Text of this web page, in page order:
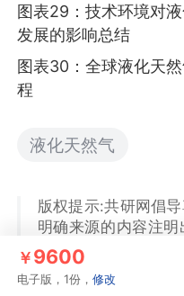
图表29：技术环境对
发展的影响总结
图表30：全球液化天
程
液化天然气
版权提示:共研网倡
明确来源的内容注
版权、稿酬或其它
及时与您沟通
kefu@gonyn.com
￥9600
电子版，1份，修改